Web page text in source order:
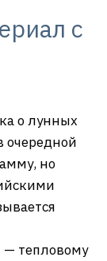
с
о лунных
очередной
но
тепловому